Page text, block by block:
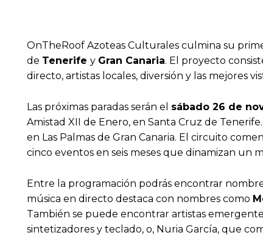
OnTheRoof Azoteas Culturales culmina su
de Tenerife y Gran Canaria. El proyecto
directo, artistas locales, diversión y las mejores
Las próximas paradas serán el sábado 26 de
Amistad XII de Enero, en Santa Cruz de
en Las Palmas de Gran Canaria. El circuito
cinco eventos en seis meses que dinamizan
Entre la programación podrás encontrar
música en directo destaca con nombres como
También se puede encontrar artistas
sintetizadores y teclado, o, Nuria García, que